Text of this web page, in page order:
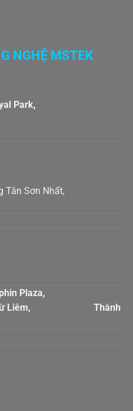
NGHỆ MSTEK
Royal Park,
Tân Sơn Nhất,
Dolphin Plaza,
Từ Liêm, Thành